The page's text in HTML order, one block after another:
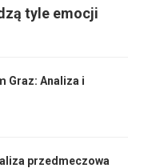
tyle emocji
Graz: Analiza i
przedmeczowa